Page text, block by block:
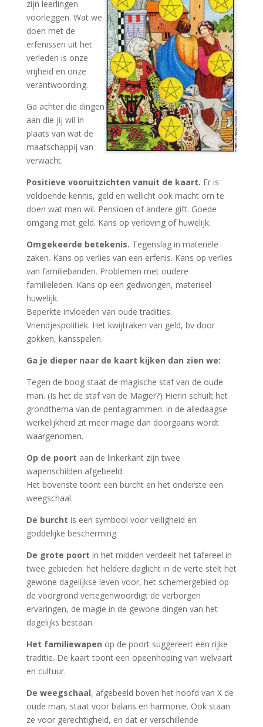
zijn leerlingen
voorleggen. Wat we
doen met de
erfenissen uit het
verleden is onze
vrijheid en onze
verantwoording.
Ga achter die dingen
aan die jij wil in
plaats van wat de
maatschappij van
verwacht.
Positieve vooruitzichten vanuit de kaart. Er is
voldoende kennis, geld en wellicht ook macht om te
doen wat men wil. Pensioen of andere gift. Goede
omgang met geld. Kans op verloving of huwelijk.
Omgekeerde betekenis. Tegenslag in materiële
zaken. Kans op verlies van een erfenis. Kans op verlies
van familiebanden. Problemen met oudere
familieleden. Kans op een gedwongen, materieel
huwelijk.
Beperkte invloeden van oude tradities.
Vriendjespolitiek. Het kwijtraken van geld, bv door
gokken, kansspelen.
Ga je dieper naar de kaart kijken dan zien we:
Tegen de boog staat de magische staf van de oude
man. (Is het de staf van de Magiër?) Hierin schuilt het
grondthema van de pentagrammen: in de alledaagse
werkelijkheid zit meer magie dan doorgaans wordt
waargenomen.
Op de poort aan de linkerkant zijn twee
wapenschilden afgebeeld.
Het bovenste toont een burcht en het onderste een
weegschaal.
De burcht is een symbool voor veiligheid en
goddelijke bescherming.
De grote poort in het midden verdeelt het tafereel in
twee gebieden: het heldere daglicht in de verte stelt het
gewone dagelijkse leven voor, het schemergebied op
de voorgrond vertegenwoordigt de verborgen
ervaringen, de magie in de gewone dingen van het
dagelijks bestaan.
Het familiewapen op de poort suggereert een rijke
traditie. De kaart toont een opeenhoping van welvaart
en cultuur.
De weegschaal, afgebeeld boven het hoofd van X de
oude man, staat voor balans en harmonie. Ook staan
ze voor gerechtigheid, en dat er verschillende